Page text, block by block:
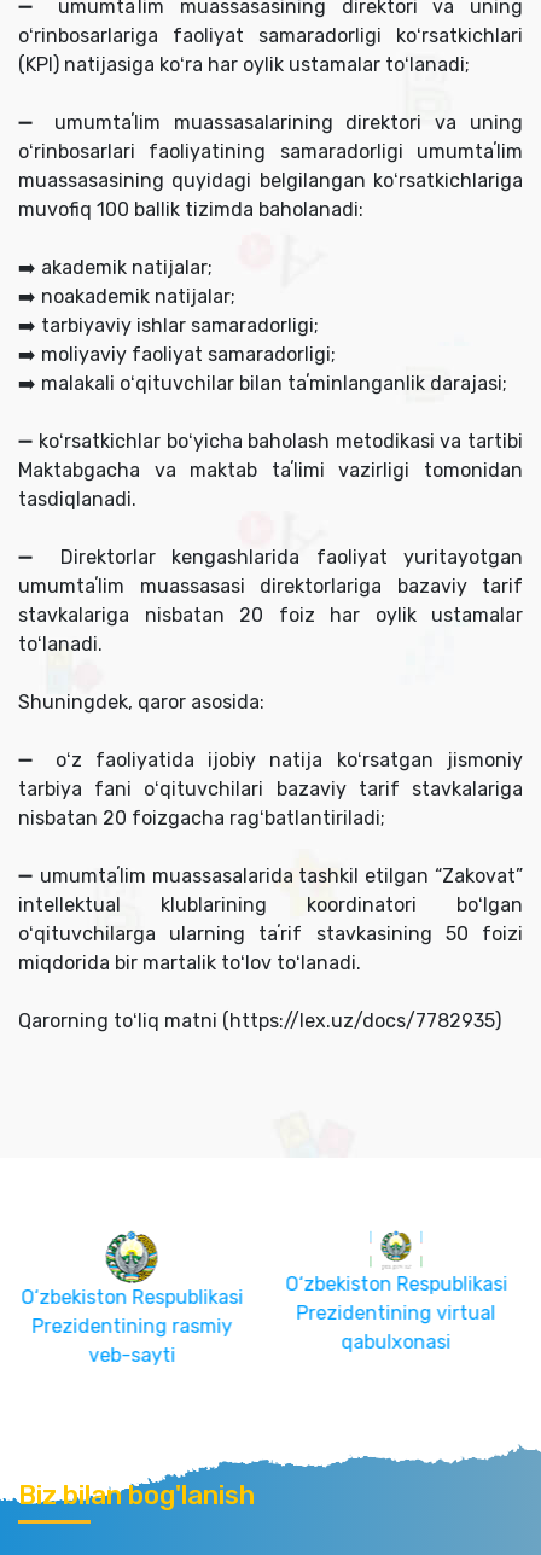
➖ umumtaʼlim muassasasining direktori va uning
oʻrinbosarlariga faoliyat samaradorligi koʻrsatkichlari
(KPI) natijasiga koʻra har oylik ustamalar toʻlanadi;
➖ umumtaʼlim muassasalarining direktori va uning
oʻrinbosarlari faoliyatining samaradorligi umumtaʼlim
muassasasining quyidagi belgilangan koʻrsatkichlariga
muvofiq 100 ballik tizimda baholanadi:
➡️ akademik natijalar;
➡️ noakademik natijalar;
➡️ tarbiyaviy ishlar samaradorligi;
➡️ moliyaviy faoliyat samaradorligi;
➡️ malakali oʻqituvchilar bilan taʼminlanganlik darajasi;
➖ koʻrsatkichlar boʻyicha baholash metodikasi va tartibi
Maktabgacha va maktab taʼlimi vazirligi tomonidan
tasdiqlanadi.
➖ Direktorlar kengashlarida faoliyat yuritayotgan
umumtaʼlim muassasasi direktorlariga bazaviy tarif
stavkalariga nisbatan 20 foiz har oylik ustamalar
toʻlanadi.
Shuningdek, qaror asosida:
➖ oʻz faoliyatida ijobiy natija koʻrsatgan jismoniy
tarbiya fani oʻqituvchilari bazaviy tarif stavkalariga
nisbatan 20 foizgacha ragʻbatlantiriladi;
➖ umumtaʼlim muassasalarida tashkil etilgan “Zakovat”
intellektual klublarining koordinatori boʻlgan
oʻqituvchilarga ularning taʼrif stavkasining 50 foizi
miqdorida bir martalik toʻlov toʻlanadi.
Qarorning toʻliq matni (https://lex.uz/docs/7782935)
O‘zbekiston Respublikasi
Prezidentining virtual
qabulxonasi
O‘zbekiston
Hukumat
Biz bilan bog'lanish